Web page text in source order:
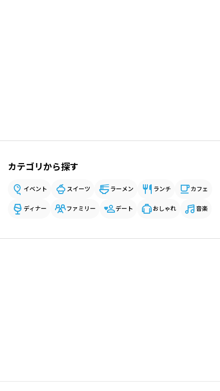
カテゴリから探す
イベント スイーツ ラーメン ランチ カフェ
ディナー ファミリー デート おしゃれ 音楽